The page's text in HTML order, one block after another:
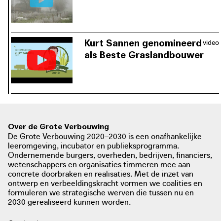
foto: Landbouwleven, 2021
landbouwleven.be
foto: Knack, 2015
knack.be
foto: De Standaard, 2019
standaard.be
groengebied.
foto: Burgemeesterconvenant
burgemeestersconvenant.be
samenwerkingen op te zetten, vanuit
de visie dat landbouwpraktijken
onderdeel zijn van een meerlagig
video
Kurt Sannen genomineerd
als Beste Graslandbouwer
voor het vleesvee droge natuurgras
vult hij in de wintermaanden aan met
eigen geteelde grasklaver.
Over de Grote Verbouwing
De Grote Verbouwing 2020–2030 is een onafhankelijke
leeromgeving, incubator en publieksprogramma.
Ondernemende burgers, overheden, bedrijven, financiers,
wetenschappers en organisaties timmeren mee aan
concrete doorbraken en realisaties. Met de inzet van
ontwerp en verbeeldingskracht vormen we coalities en
formuleren we strategische werven die tussen nu en
2030 gerealiseerd kunnen worden.